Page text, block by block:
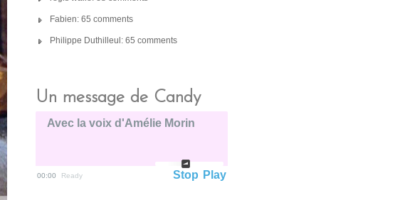
Fabien: 65 comments
Philippe Duthilleul: 65 comments
Un message de Candy
Avec la voix d'Amélie Morin
00:00 Ready Play
Stop